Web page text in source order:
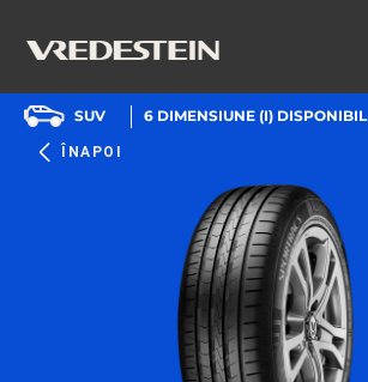
ÎNAPOI
SUV 6 DIMENSIUNE (I) DISPONIBIL